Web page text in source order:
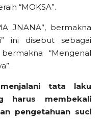
“MOKSA”.
JNANA”, bermakna
ini disebut sebagai
“Mengenal
tata laku
harus membekali
pengetahuan suci